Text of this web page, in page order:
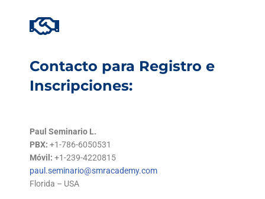
Contacto para Registro e
Inscripciones:
Paul Seminario L.
PBX: +1-786-6050531
Móvil: +1-239-4220815
paul.seminario@smracademy.com
Florida – USA